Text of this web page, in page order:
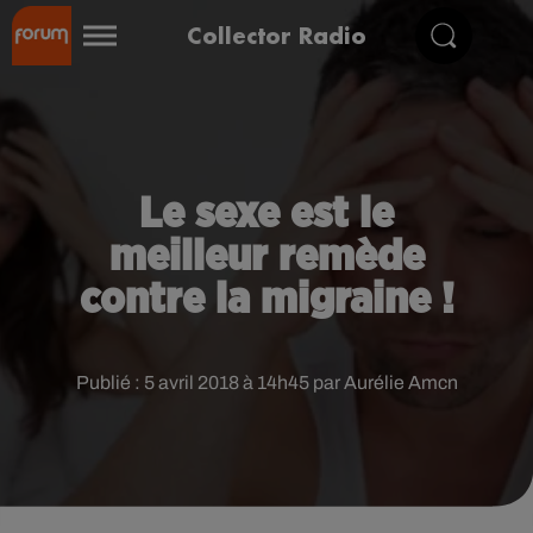
Collector Radio
Le sexe est le
meilleur remède
contre la migraine !
Publié : 5 avril 2018 à 14h45 par Aurélie Amcn